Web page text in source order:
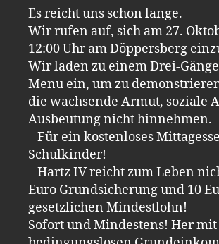
Es reicht uns schon lange.
Wir rufen auf, sich am 27.
12:00 Uhr am Döppersberg
Wir laden zu einem Drei-
Menu ein, um zu
die wachsende Armut, soziale
Ausbeutung nicht hinnehmen.
– Für ein kostenloses
Schulkinder!
– Hartz IV reicht zum Leben
Euro Grundsicherung und 10
gesetzlichen Mindestlohn!
Sofort und Mindestens! Her